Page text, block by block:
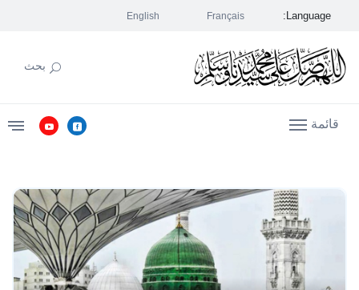
Language:
English Français
بحث
قائمة